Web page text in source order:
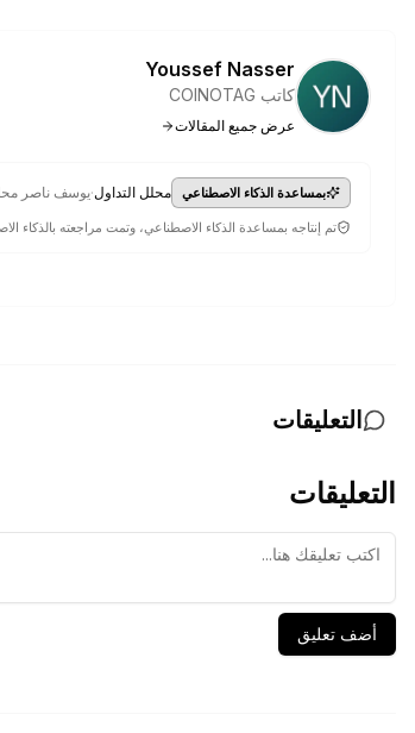
Youssef Nasser
كاتب COINOTAG
عرض جميع المقالات
بمساعدة الذكاء الاصطناعي محلل التداول·يوسف ناصر
تم إنتاجه بمساعدة الذكاء الاصطناعي، وتمت مراجعته بالذكاء
التعليقات
التعليقات
أضف تعليق